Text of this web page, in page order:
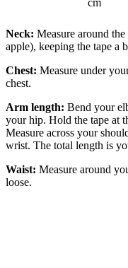
cm
Neck: Measure around
apple), keeping the tape a
Chest: Measure under
chest.
Arm length: Bend your
your hip. Hold the tape at
Measure across your
wrist. The total length is
Waist: Measure around
loose.